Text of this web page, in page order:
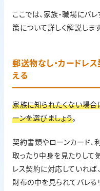
ここでは、家族・職場にバ
策について詳しく解説します
郵送物なし・カードレ
える
家族に知られたくない場合
ーンを選びましょう。
契約書類やローンカード、
取ったり中身を見たりして
レス契約に対応していれば
財布の中を見られてバレる